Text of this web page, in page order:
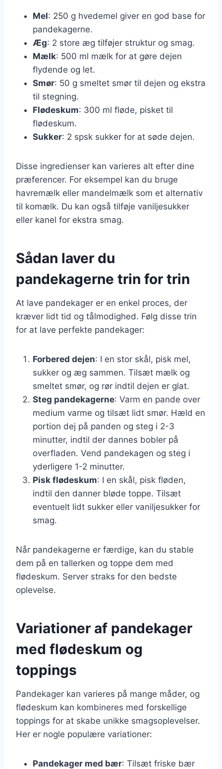
Mel: 250 g hvedemel giver en god base for
pandekagerne.
Æg: 2 store æg tilføjer struktur og smag.
Mælk: 500 ml mælk for at gøre dejen
flydende og let.
Smør: 50 g smeltet smør til dejen og ekstra
til stegning.
Flødeskum: 300 ml fløde, pisket til
flødeskum.
Sukker: 2 spsk sukker for at søde dejen.
Disse ingredienser kan varieres alt efter dine
præferencer. For eksempel kan du bruge
havremælk eller mandelmælk som et alternativ
til komælk. Du kan også tilføje vaniljesukker
eller kanel for ekstra smag.
Sådan laver du
pandekagerne trin for trin
At lave pandekager er en enkel proces, der
kræver lidt tid og tålmodighed. Følg disse trin
for at lave perfekte pandekager:
Forbered dejen: I en stor skål, pisk mel,
sukker og æg sammen. Tilsæt mælk og
smeltet smør, og rør indtil dejen er glat.
Steg pandekagerne: Varm en pande over
medium varme og tilsæt lidt smør. Hæld en
portion dej på panden og steg i 2-3
minutter, indtil der dannes bobler på
overfladen. Vend pandekagen og steg i
yderligere 1-2 minutter.
Pisk flødeskum: I en skål, pisk fløden,
indtil den danner bløde toppe. Tilsæt
eventuelt lidt sukker eller vaniljesukker for
smag.
Når pandekagerne er færdige, kan du stable
dem på en tallerken og toppe dem med
flødeskum. Server straks for den bedste
oplevelse.
Variationer af pandekager
med flødeskum og
toppings
Pandekager kan varieres på mange måder, og
flødeskum kan kombineres med forskellige
toppings for at skabe unikke smagsoplevelser.
Her er nogle populære variationer:
Pandekager med bær: Tilsæt friske bær